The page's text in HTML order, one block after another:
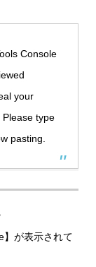
Console
your
type
pasting.
】が表示されて